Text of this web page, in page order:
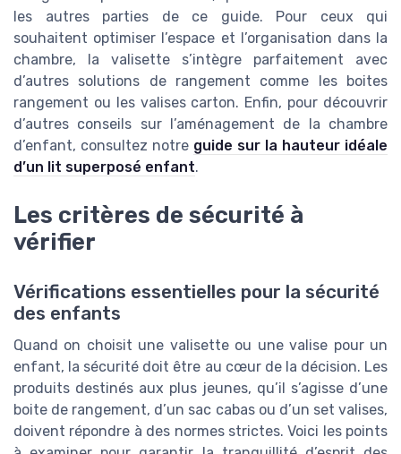
les autres parties de ce guide. Pour ceux qui
souhaitent optimiser l’espace et l’organisation dans la
chambre, la valisette s’intègre parfaitement avec
d’autres solutions de rangement comme les boites
rangement ou les valises carton. Enfin, pour découvrir
d’autres conseils sur l’aménagement de la chambre
d’enfant, consultez notre guide sur la hauteur idéale
d’un lit superposé enfant.
Les critères de sécurité à
vérifier
Vérifications essentielles pour la sécurité
des enfants
Quand on choisit une valisette ou une valise pour un
enfant, la sécurité doit être au cœur de la décision. Les
produits destinés aux plus jeunes, qu’il s’agisse d’une
boite de rangement, d’un sac cabas ou d’un set valises,
doivent répondre à des normes strictes. Voici les points